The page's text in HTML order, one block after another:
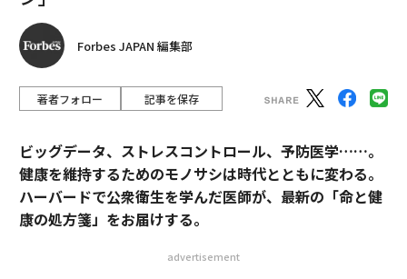
Forbes JAPAN 編集部
著者フォロー 記事を保存
ビッグデータ、ストレスコントロール、予防医学……。
健康を維持するためのモノサシは時代とともに変わる。
ハーバードで公衆衛生を学んだ医師が、最新の「命と健
康の処方箋」をお届けする。
advertisement